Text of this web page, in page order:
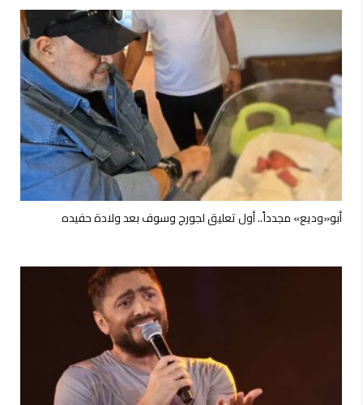
أبو«وديع» مجدداً.. أول تعليق لجورج وسوف بعد ولادة حفيده